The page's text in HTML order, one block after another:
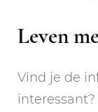
Leven
Vind je de